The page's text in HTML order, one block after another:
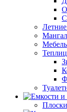
Мебель